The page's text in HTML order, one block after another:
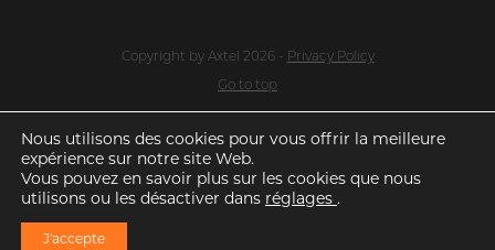
Copyright by Axtel 2026 - Privacy Policy
Go to top
Nous utilisons des cookies pour vous offrir la meilleure
expérience sur notre site Web.
Vous pouvez en savoir plus sur les cookies que nous
utilisons ou les désactiver dans réglages .
J'accepte